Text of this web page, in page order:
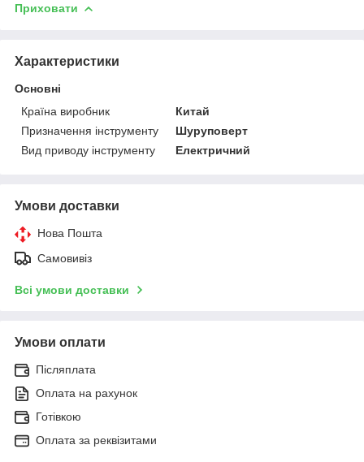
Приховати
Характеристики
Основні
Країна виробник
Китай
Призначення інструменту
Шуруповерт
Вид приводу інструменту
Електричний
Умови доставки
Нова Пошта
Самовивіз
Всі умови доставки
Умови оплати
Післяплата
Оплата на рахунок
Готівкою
Оплата за реквізитами